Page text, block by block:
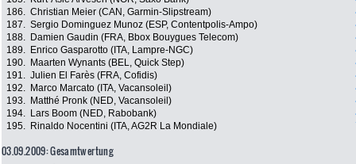
186. Christian Meier (CAN, Garmin-Slipstream)
187. Sergio Dominguez Munoz (ESP, Contentpolis-Ampo)
188.
Damien Gaudin (FRA, Bbox Bouygues Telecom)
189.
Enrico Gasparotto (ITA, Lampre-NGC)
190.
Maarten Wynants (BEL, Quick Step)
191. Julien El Farès (FRA, Cofidis)
192.
Marco Marcato (ITA, Vacansoleil)
193.
Matthé Pronk (NED, Vacansoleil)
194.
Lars Boom (NED, Rabobank)
195.
Rinaldo Nocentini (ITA, AG2R La Mondiale)
03.09.2009: Gesamtwertung